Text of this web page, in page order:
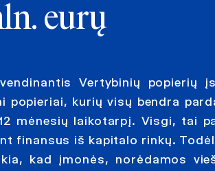
eurų
Vertybinių popierių
popieriai, kurių visų bendra
mėnesių laikotarpį. Visgi, tai
finansus iš kapitalo rinkų.
kad įmonės, norėdamos